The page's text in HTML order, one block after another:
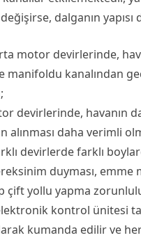
dalganın yapısı
motor devirlerinde,
manifoldu kanalından
devirlerinde, havanın
alınması daha verimli
devirlerde farklı
duyması,
çift yollu yapma
kontrol ünitesi
kumanda edilir ve